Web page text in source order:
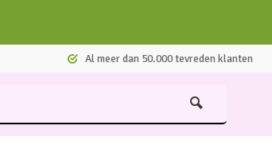
Al meer dan 50.000 tevreden klanten